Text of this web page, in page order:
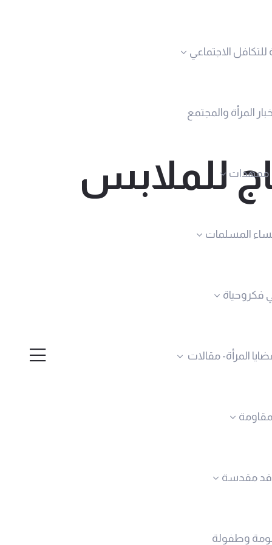
للتكافل الاجتماعي
أخبار المرأة والمجتمع
ممهدات
المسلمات
فكروحياة
المرأة- مقالات
مقدسة
وطفولة
للملابس